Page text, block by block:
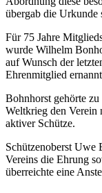
übergab die Urkunde
Für 75 Jahre
wurde Wilhelm
auf Wunsch der
Ehrenmitglied
Bohnhorst gehörte
Weltkrieg den Verein
aktiver Schütze.
Schützenoberst Uwe
Vereins die Ehrung
überreichte eine